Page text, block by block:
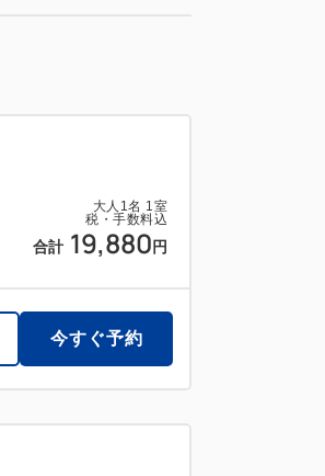
大人 1名 1室
税・手数料込
合計 19,880 円
今すぐ予約